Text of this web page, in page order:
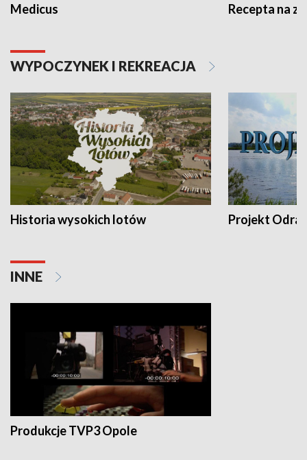
Medicus Recepta na
WYPOCZYNEK I REKREACJA
Historia wysokich lotów Projekt Odra
INNE
Produkcje TVP3 Opole